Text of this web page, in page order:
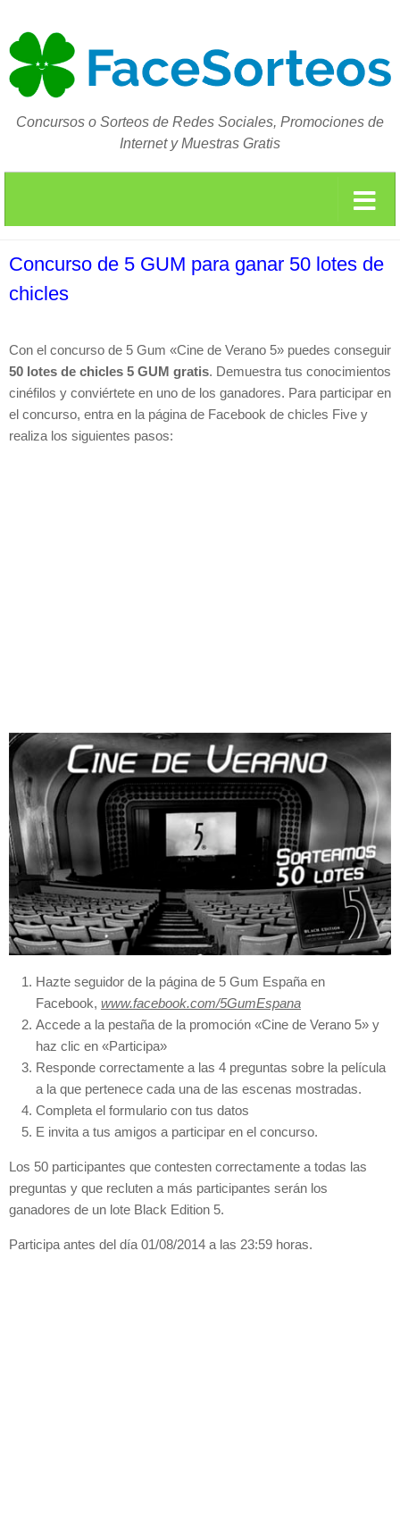
Concursos o Sorteos de Redes Sociales, Promociones de
Internet y Muestras Gratis
Concurso de 5 GUM para ganar 50 lotes de
chicles
Con el concurso de 5 Gum «Cine de Verano 5» puedes conseguir
50 lotes de chicles 5 GUM gratis. Demuestra tus conocimientos
cinéfilos y conviértete en uno de los ganadores. Para participar en
el concurso, entra en la página de Facebook de chicles Five y
realiza los siguientes pasos:
Hazte seguidor de la página de 5 Gum España en
Facebook, www.facebook.com/5GumEspana
Accede a la pestaña de la promoción «Cine de Verano 5» y
haz clic en «Participa»
Responde correctamente a las 4 preguntas sobre la película
a la que pertenece cada una de las escenas mostradas.
Completa el formulario con tus datos
E invita a tus amigos a participar en el concurso.
Los 50 participantes que contesten correctamente a todas las
preguntas y que recluten a más participantes serán los
ganadores de un lote Black Edition 5.
Participa antes del día 01/08/2014 a las 23:59 horas.